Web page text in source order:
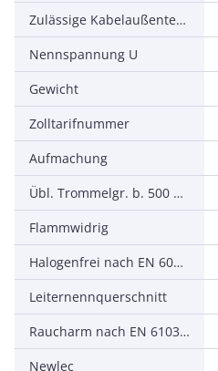
Zulässige Kabelaußentemperatur nach Montage ohne Erschütterung
Nennspannung U
Gewicht
Zolltarifnummer
Aufmachung
Übl. Trommelgr. b. 500 m Ø m
Flammwidrig
Halogenfrei nach EN 60754-1/2
Leiternennquerschnitt
Raucharm nach EN 61034-2
Newlec